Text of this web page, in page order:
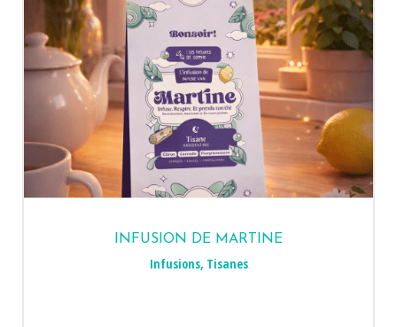
INFUSION DE MARTINE
Infusions, Tisanes